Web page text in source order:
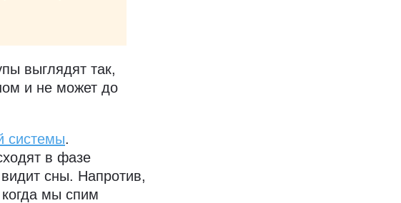
выглядят так,
и не может до
системы.
в фазе
сны. Напротив,
мы спим